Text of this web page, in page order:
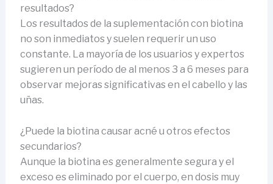
resultados?
Los resultados de la suplementación con biotina
no son inmediatos y suelen requerir un uso
constante. La mayoría de los usuarios y expertos
sugieren un período de al menos 3 a 6 meses para
observar mejoras significativas en el cabello y las
uñas.
¿Puede la biotina causar acné u otros efectos
secundarios?
Aunque la biotina es generalmente segura y el
exceso es eliminado por el cuerpo, en dosis muy